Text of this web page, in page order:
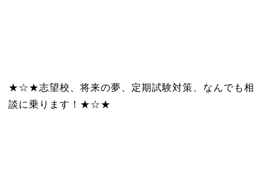
★☆★志望校、将来の夢、定期試験対策、なんでも相
談に乗ります！★☆★